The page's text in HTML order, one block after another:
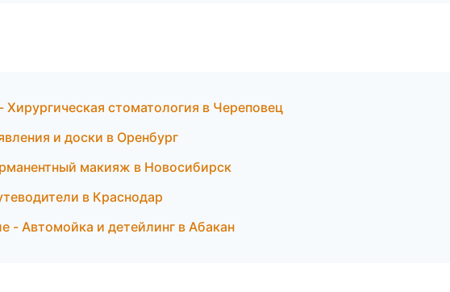
стоматология в Череповец
и доски в Оренбург
макияж в Новосибирск
в Краснодар
- Автомойка и детейлинг в Абакан